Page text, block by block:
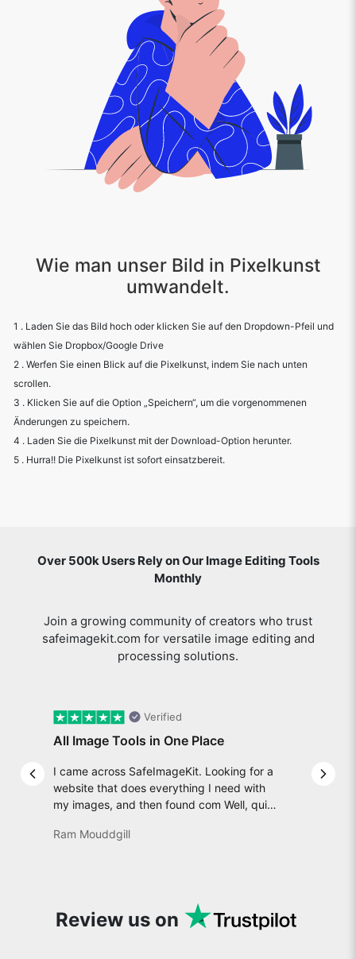
Wie man unser Bild in Pixelkunst
umwandelt.
1 . Laden Sie das Bild hoch oder klicken Sie auf den Dropdown-Pfeil und
wählen Sie Dropbox/Google Drive
2 . Werfen Sie einen Blick auf die Pixelkunst, indem Sie nach unten
scrollen.
3 . Klicken Sie auf die Option „Speichern“, um die vorgenommenen
Änderungen zu speichern.
4 . Laden Sie die Pixelkunst mit der Download-Option herunter.
5 . Hurra!! Die Pixelkunst ist sofort einsatzbereit.
Over 500k Users Rely on Our Image Editing Tools
Monthly
Join a growing community of creators who trust
safeimagekit.com for versatile image editing and
processing solutions.
Previous slide
Verified
All Image Tools in One Place
I came across SafeImageKit. Looking for a
website that does everything I need with
my images, and then found com Well, quite
an incredibly high-speed, stable and easy-
snappy tools every now and then!
Ram Mouddgill
Next
Review us on